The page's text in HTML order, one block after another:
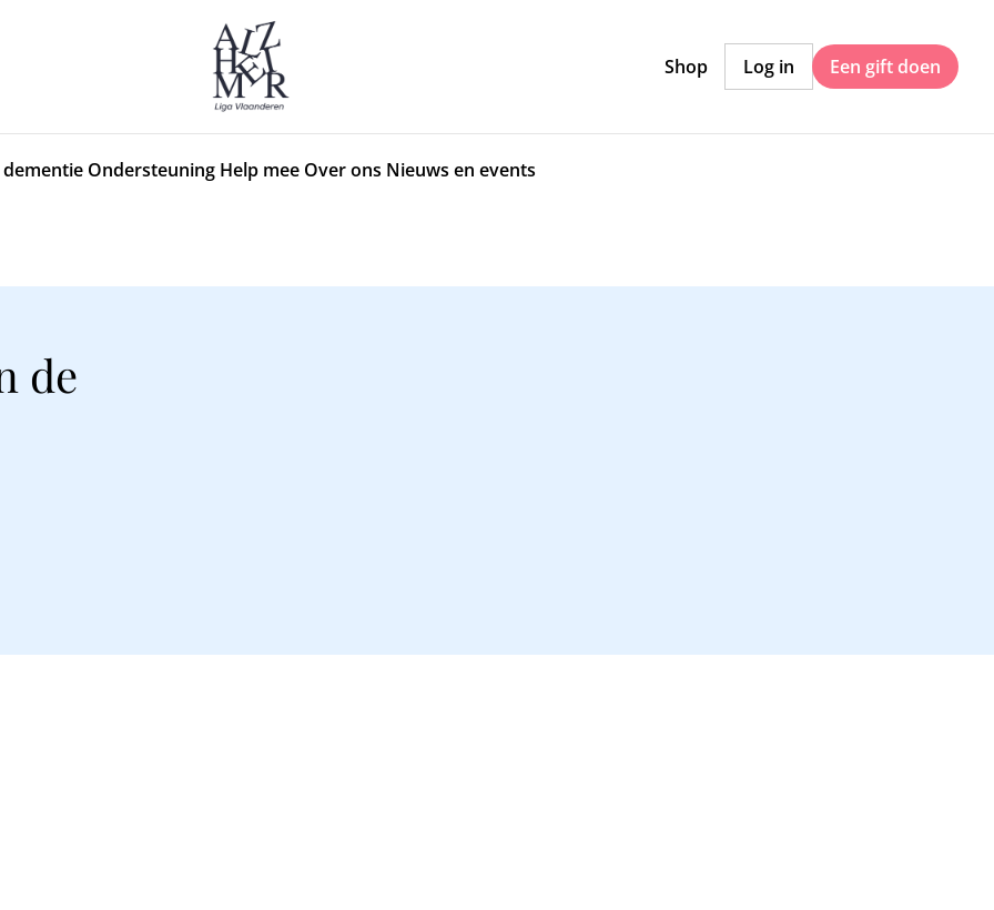
Shop Log in Een gift doen
Ondersteuning Help mee Over ons Nieuws en events
de